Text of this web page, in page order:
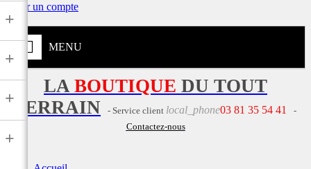
Créer un compte
MENU
+
+
+
+
LA BOUTIQUE DU TOUT
TERRAIN
- Service client local_phone03 81 35 54 41
-
Contactez-nous